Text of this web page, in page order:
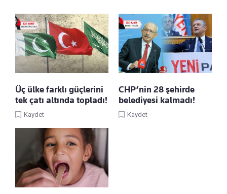
Üç ülke farklı güçlerini
tek çatı altında topladı!
Kaydet
CHP’nin 28 şehirde
belediyesi kalmadı!
Kaydet